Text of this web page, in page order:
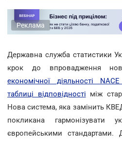
Реклама
Державна служба статистики
крок до впровадження
економічної діяльності
таблиці відповідності між
Нова система, яка замінить
покликана гармонізувати
європейськими стандартами.